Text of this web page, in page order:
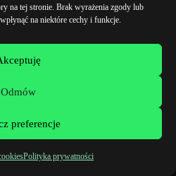
na tej stronie. Brak wyrażenia zgody lub
na niektóre cechy i funkcje.
Odmów
preferencje
Polityka prywatności
językiem
SEO,
się na